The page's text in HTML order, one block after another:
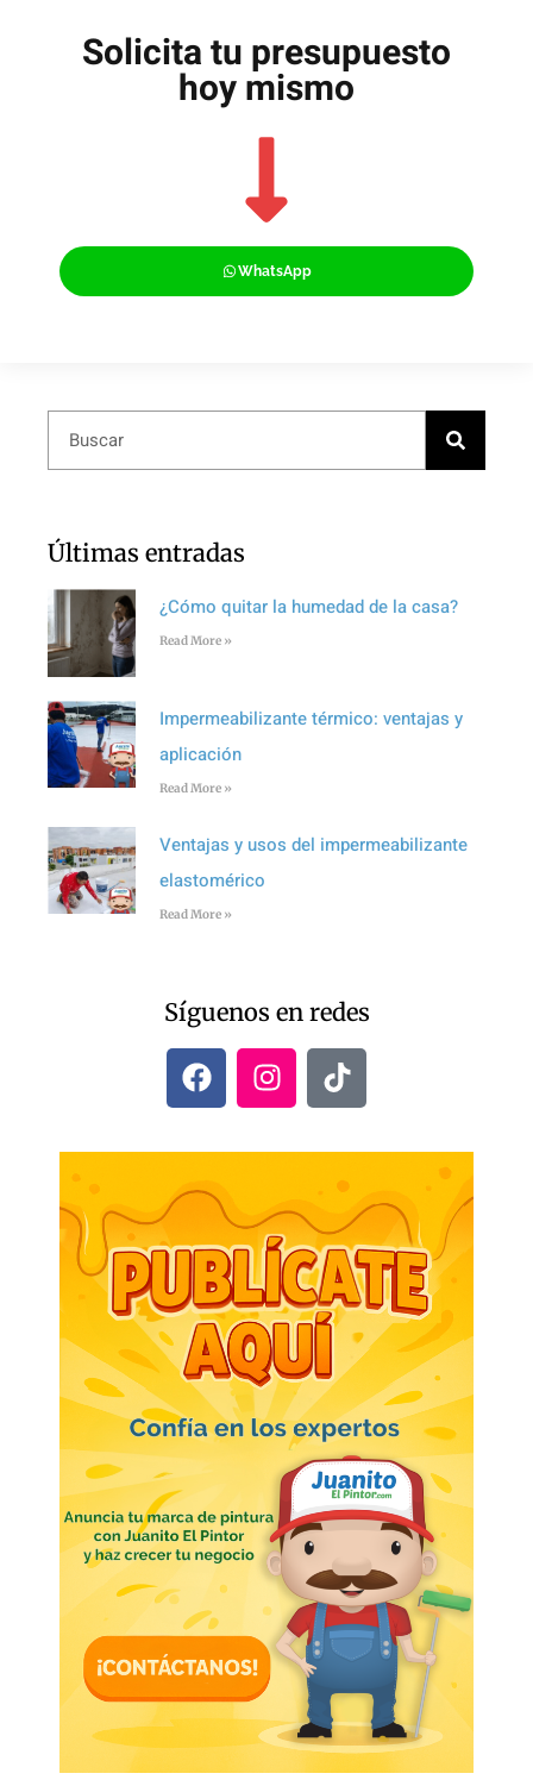
Solicita tu presupuesto
hoy mismo
WhatsApp
Últimas entradas
¿Cómo quitar la humedad de la casa?
Read More »
Impermeabilizante térmico: ventajas y
aplicación
Read More »
Ventajas y usos del impermeabilizante
elastomérico
Read More »
Síguenos en redes